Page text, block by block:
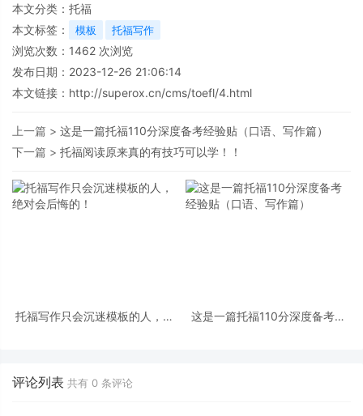
本文分类： 托福
本文标签：
模板 托福写作
浏览次数： 1462 次浏览
发布日期：2023-12-26 21:06:14
本文链接： http://superox.cn/cms/toefl/4.html
上一篇 > 这是一篇托福110分深度备考经验贴（口语、写作篇）
下一篇 > 托福阅读原来真的有技巧可以学！！
托福写作只会沉迷模板的人，绝
这是一篇托福110分深度备考经
评论列表 共有 0 条评论